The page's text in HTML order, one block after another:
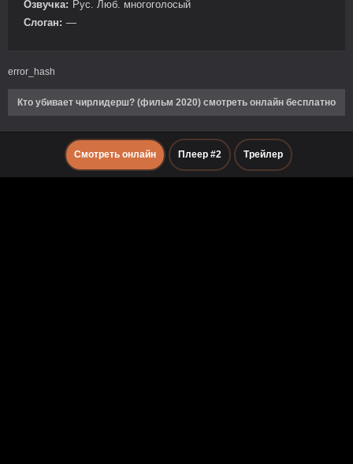
Озвучка: Рус. Люб. многоголосый
Слоган: —
error_hash
Кто убивает чирлидерш? (фильм 2020) смотреть онлайн бесплатно
Смотреть онлайн Плеер #2 Трейлер